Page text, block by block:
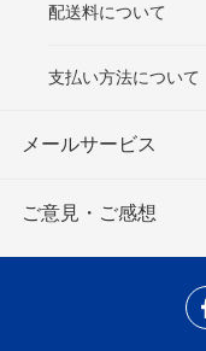
配送料について
支払い方法について
メールサービス
ご意見・ご感想